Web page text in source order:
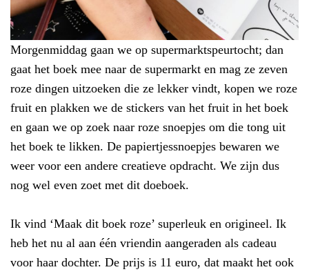
Morgenmiddag gaan we op supermarktspeurtocht; dan
gaat het boek mee naar de supermarkt en mag ze zeven
roze dingen uitzoeken die ze lekker vindt, kopen we roze
fruit en plakken we de stickers van het fruit in het boek
en gaan we op zoek naar roze snoepjes om die tong uit
het boek te likken. De papiertjessnoepjes bewaren we
weer voor een andere creatieve opdracht. We zijn dus
nog wel even zoet met dit doeboek.
Ik vind ‘Maak dit boek roze’ superleuk en origineel. Ik
heb het nu al aan één vriendin aangeraden als cadeau
voor haar dochter. De prijs is 11 euro, dat maakt het ook